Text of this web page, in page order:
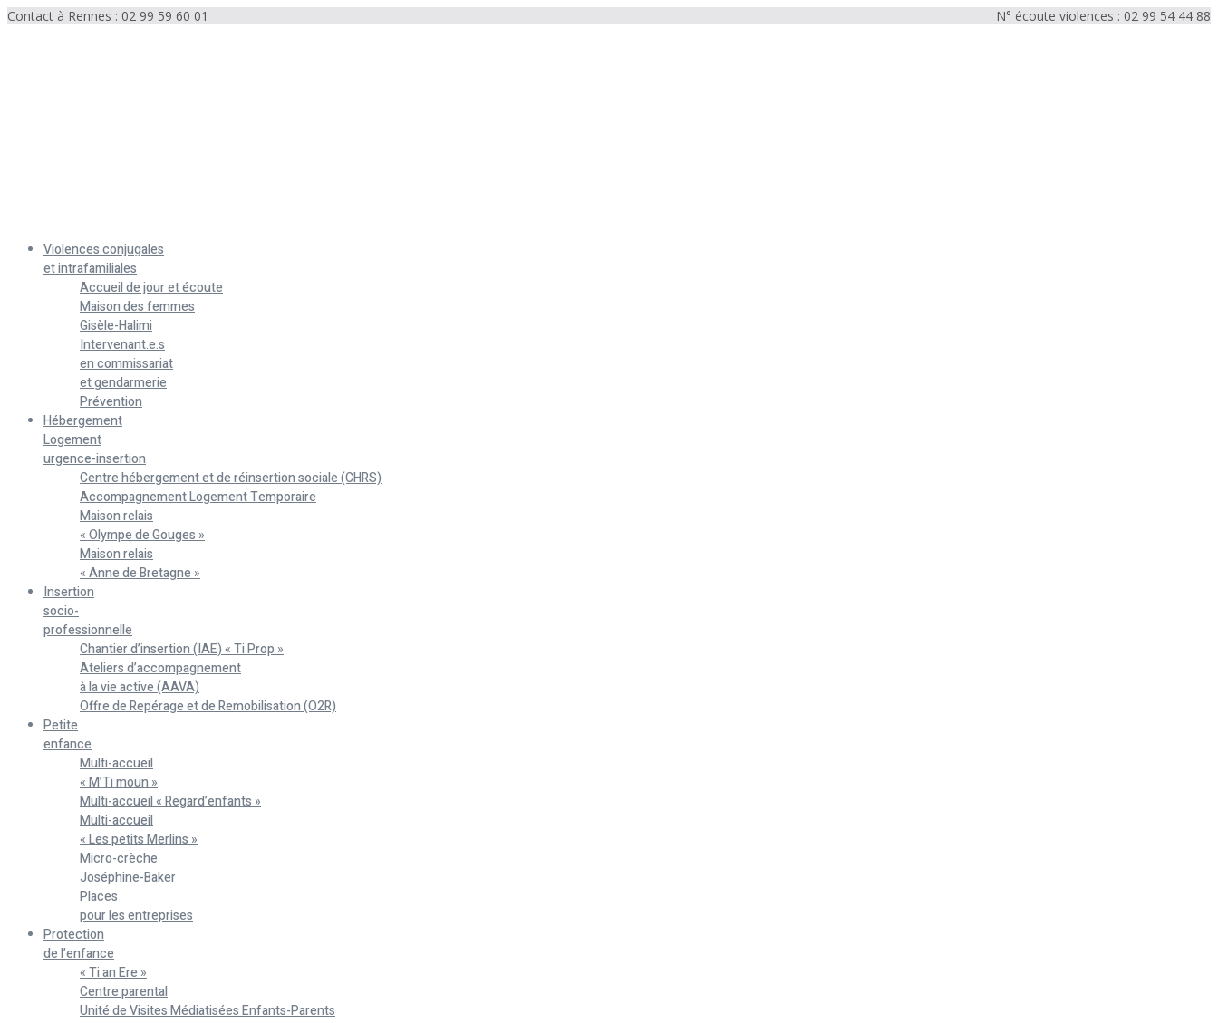
Contact à Rennes : 02 99 59 60 01 N° écoute violences : 02 99 54 44 88
Violences conjugales
et intrafamiliales
Accueil de jour et écoute
Maison des femmes
Gisèle-Halimi
Intervenant.e.s
en commissariat
et gendarmerie
Prévention
Hébergement
Logement
urgence-insertion
Centre hébergement et de réinsertion sociale (CHRS)
Accompagnement Logement Temporaire
Maison relais
« Olympe de Gouges »
Maison relais
« Anne de Bretagne »
Insertion
socio-
professionnelle
Chantier d’insertion (IAE) « Ti Prop »
Ateliers d’accompagnement
à la vie active (AAVA)
Offre de Repérage et de Remobilisation (O2R)
Petite
enfance
Multi-accueil
« M’Ti moun »
Multi-accueil « Regard’enfants »
Multi-accueil
« Les petits Merlins »
Micro-crèche
Joséphine-Baker
Places
pour les entreprises
Protection
de l’enfance
« Ti an Ere »
Centre parental
Unité de Visites Médiatisées Enfants-Parents